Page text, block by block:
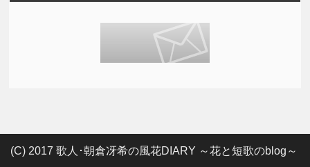
(C) 2017 歌人･朝倉冴希の風花DIARY ～花と短歌のblog～